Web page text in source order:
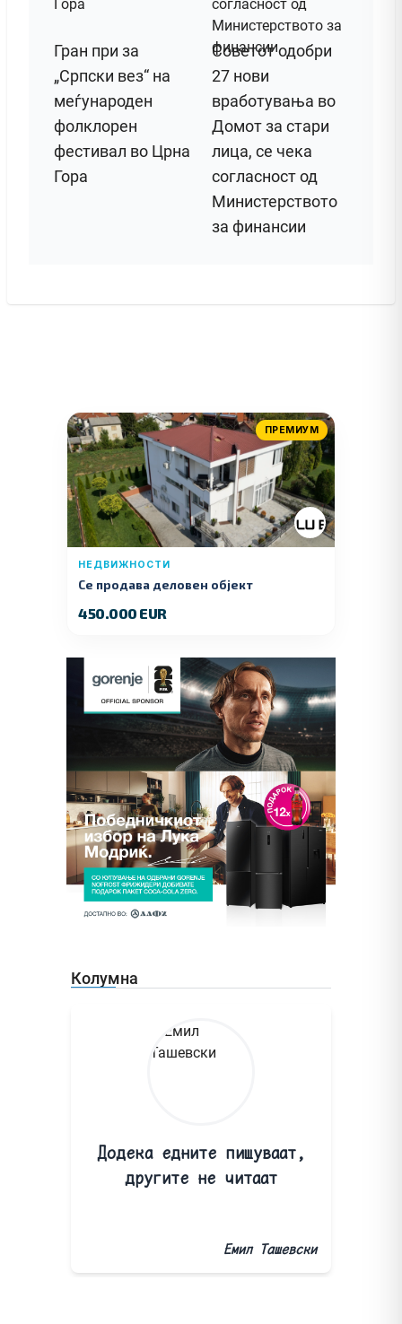
Гран при за
„Српски вез“ на
меѓународен
фолклорен
фестивал во Црна
Гора
Советот одобри
27 нови
вработувања во
Домот за стари
лица, се чека
согласност од
Министерството
за финансии
ПРЕМИУМ
НЕДВИЖНОСТИ
Се продава деловен објект
450.000 EUR
Колумна
Додека едните пишуваат,
другите не читаат
Емил Ташевски